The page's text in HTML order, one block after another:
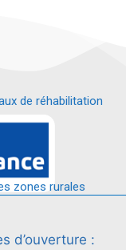
de réhabilitation
zones rurales
d’ouverture :